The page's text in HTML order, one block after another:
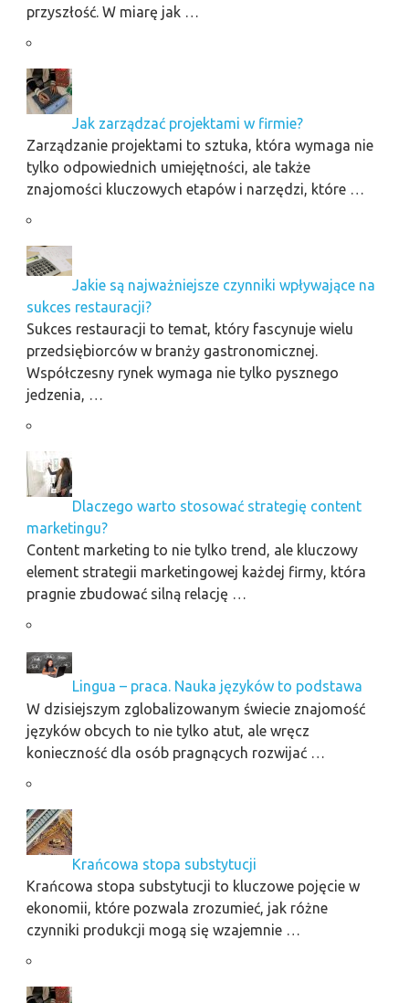
przyszłość. W miarę jak …
Jak zarządzać projektami w firmie?
Zarządzanie projektami to sztuka, która wymaga nie
tylko odpowiednich umiejętności, ale także
znajomości kluczowych etapów i narzędzi, które …
Jakie są najważniejsze czynniki wpływające na
sukces restauracji?
Sukces restauracji to temat, który fascynuje wielu
przedsiębiorców w branży gastronomicznej.
Współczesny rynek wymaga nie tylko pysznego
jedzenia, …
Dlaczego warto stosować strategię content
marketingu?
Content marketing to nie tylko trend, ale kluczowy
element strategii marketingowej każdej firmy, która
pragnie zbudować silną relację …
Lingua – praca. Nauka języków to podstawa
W dzisiejszym zglobalizowanym świecie znajomość
języków obcych to nie tylko atut, ale wręcz
konieczność dla osób pragnących rozwijać …
Krańcowa stopa substytucji
Krańcowa stopa substytucji to kluczowe pojęcie w
ekonomii, które pozwala zrozumieć, jak różne
czynniki produkcji mogą się wzajemnie …